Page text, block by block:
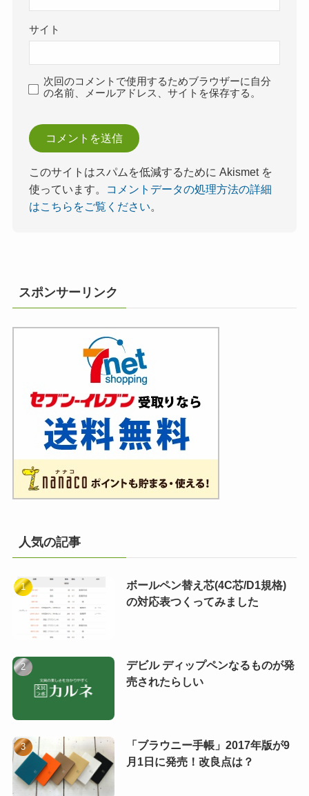
サイト
次回のコメントで使用するためブラウザーに自分
の名前、メールアドレス、サイトを保存する。
このサイトはスパムを低減するために Akismet を
使っています。
コメントデータの処理方法の詳細
はこちらをご覧ください。
スポンサーリンク
人気の記事
ボールペン替え芯(4C芯/D1規格)
の対応表つくってみました
デビル ディップペンなるものが発
売されたらしい
「ブラウニー手帳」2017年版が9
月1日に発売！改良点は？